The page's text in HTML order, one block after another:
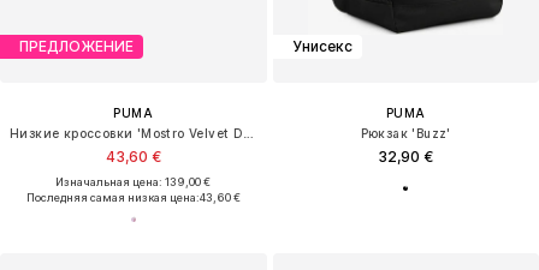
ПРЕДЛОЖЕНИЕ
PUMA
43,60 €
Изначальная цена: 139,00 €
Последняя самая низкая цена:43,60 €
Унисекс
PUMA
Рюкзак 'Buzz'
32,90 €